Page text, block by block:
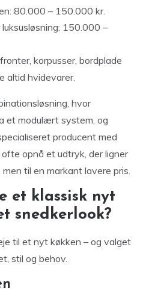
80.000 – 150.000 kr.
150.000 –
korpusser, bordplade
altid hvidevarer.
hvor
et modulært system, og
producent med
opnå et udtryk, der ligner
til en markant lavere pris.
et klassisk nyt
snedkerlook?
til et nyt køkken – og valget
stil og behov.